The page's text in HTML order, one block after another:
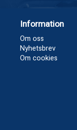
Information
Om oss
Nyhetsbrev
Om cookies